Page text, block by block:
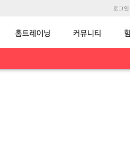
로그인